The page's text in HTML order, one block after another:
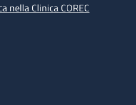
nella Clinica COREC